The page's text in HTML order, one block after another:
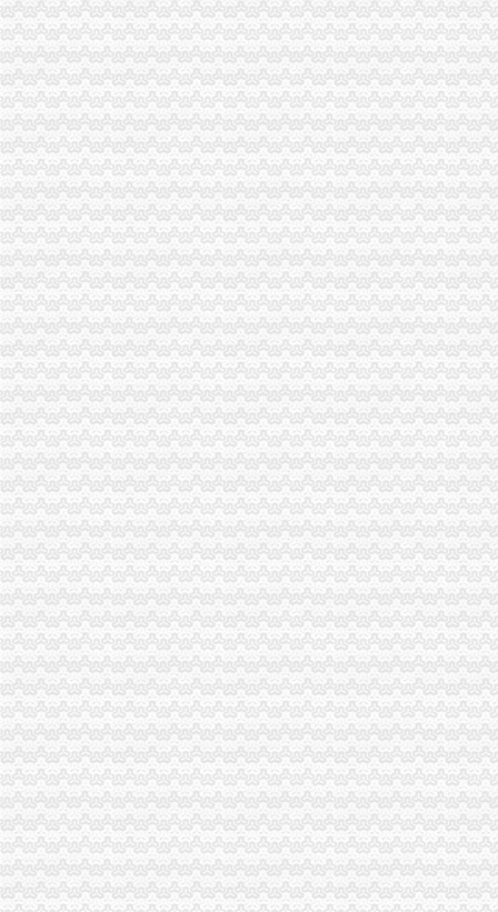
重庆新世纪百货公司公告注销-市场-重庆乐居网
重庆公司注册
【58同城】重庆注册公司需要多少钱
重庆公司注册重庆代理注册公司_中塑在线
【重庆公司注册信息】赶集网
【重庆公司注册流程及费用】价格,厂家-搜了网移动版
重庆巧蓉财务|重庆工商代办公司-重庆公司注册-重庆代办营业执照-重庆
重庆进出口权
重庆进出口公司招聘|重庆进出口公司佳人气雇主排名（排行榜）|
25家重庆企业上榜“出口品牌”占重庆去年出口量65%-地方商务之窗
重庆进口调味品报关代理-企汇网
重庆进口品如何办理通关单
新西兰奶重庆进口清关需要哪些单证‖进口奶制品重庆清关
一般纳税人申请
上海双木专业代理记账新办一般纳税人申请流程_上海列举网
一般纳税人申请-石嘴山58同城
一般纳税人申请,一般纳税人申请网,一般纳税人申请网站,一般纳税
【免费一般纳税人申请一般纳税人申请哪家更专业】-南山南山易登网
无锡一般纳税人申请资格和条件是什么
重庆发票申请
什么是发票？_重庆包听|E都市
重庆水投：发票寄到家,服务有保障
重庆专项审批：发票R审批代理购买服务办理-重庆爱问分类
重庆巴南破获一起发票案金额超过一亿元_网易新闻
浙江男子在重庆注册空壳公司131家发票金额逾亿元_凤凰资讯
重庆代理报税
代理记帐纳税申报选重庆航桥财务-直辖市重庆会计审计信息
渝盾江北代理记账公司、江北报税公司,这家好
重庆代办公司_代理公司注册_工商登记_分公司_个体工商_代账报税_
重庆公司执照代办|重庆代办企业执照
【重庆资质代办】公司页|厂家名录_顺企网
重庆代理记账
成都代理记账咨询重庆代理记账费用
重庆信昂代理记账有限公司
页-重庆社保代办|重庆江北执照代办|重庆代理记帐|重庆财务咨询--023
重庆代理记账||重庆日昌昇财务咨询有限公司
【重庆代理记账财务代理代办营业执照】重庆营业执照代办,价格,
重庆代账公司
重庆代账公司那家更专业,请找重庆覃娜工商咨询有限公司